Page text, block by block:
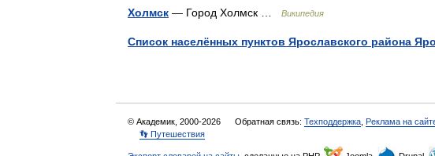
Холмск — Город Холмск … Википедия
Список населённых пунктов Ярославского района
© Академик, 2000-2026 Обратная связь: Техподдержка Реклама на
👣 Путешествия